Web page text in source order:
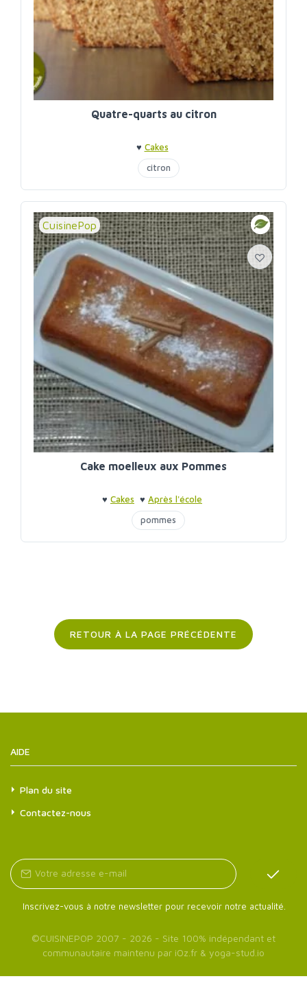
Quatre-quarts au citron
♥ Cakes
citron
CuisinePop
Cake moelleux aux Pommes
♥ Cakes ♥ Après l'école
pommes
RETOUR À LA PAGE PRÉCÉDENTE
AIDE
Plan du site
Contactez-nous
Inscrivez-vous à notre newsletter pour recevoir notre actualité.
©CUISINEPOP 2007 - 2026 - Site 100% indépendant et
communautaire maintenu par iOz.fr & yoga-stud.io